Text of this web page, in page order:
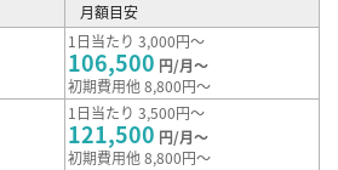
月額目安
1日当たり 3,000円～
106,500 円/月～
初期費用他 8,800円～
1日当たり 3,500円～
121,500 円/月～
初期費用他 8,800円～